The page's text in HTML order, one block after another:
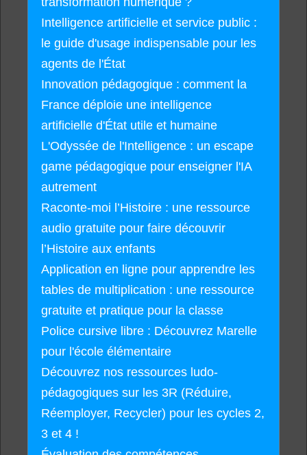
Intelligence artificielle et service public :
le guide d'usage indispensable pour les
agents de l'État
Innovation pédagogique : comment la
France déploie une intelligence
artificielle d'État utile et humaine
L'Odyssée de l'Intelligence : un escape
game pédagogique pour enseigner l'IA
autrement
Raconte-moi l’Histoire : une ressource
audio gratuite pour faire découvrir
l’Histoire aux enfants
Application en ligne pour apprendre les
tables de multiplication : une ressource
gratuite et pratique pour la classe
Police cursive libre : Découvrez Marelle
pour l'école élémentaire
Découvrez nos ressources ludo-
pédagogiques sur les 3R (Réduire,
Réemployer, Recycler) pour les cycles 2,
3 et 4 !